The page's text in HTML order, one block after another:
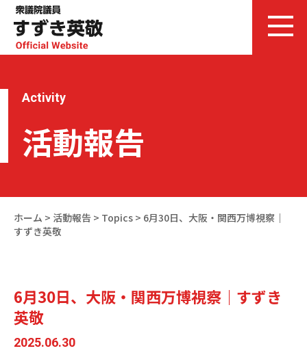
Activity
活動報告
ホーム > 活動報告 > Topics > 6月30日、大阪・関西万博視察｜
すずき英敬
6月30日、大阪・関西万博視察｜すずき
英敬
2025.06.30